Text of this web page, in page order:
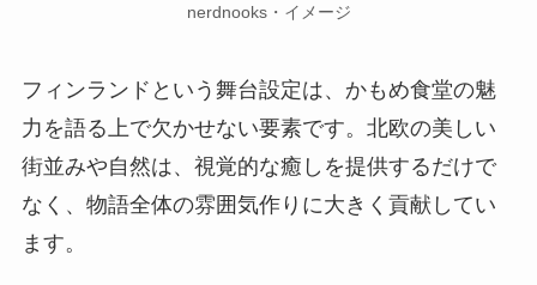
nerdnooks・イメージ
フィンランドという舞台設定は、かもめ食堂の魅
力を語る上で欠かせない要素です。北欧の美しい
街並みや自然は、視覚的な癒しを提供するだけで
なく、物語全体の雰囲気作りに大きく貢献してい
ます。